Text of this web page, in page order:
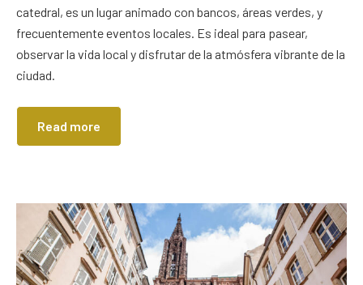
catedral, es un lugar animado con bancos, áreas verdes, y
frecuentemente eventos locales. Es ideal para pasear,
observar la vida local y disfrutar de la atmósfera vibrante de la
ciudad.
Read more